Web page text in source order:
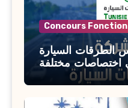
Concours
الطرقات السيارة
عامل في اختصاصات مختلفة
2026